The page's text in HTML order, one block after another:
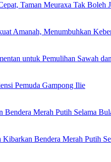
Taman Meuraxa Tak Boleh
Amanah, Menumbuhkan
untuk Pemulihan Sawah
Pemuda Gampong Ilie
Merah Putih Selama
Bendera Merah Putih